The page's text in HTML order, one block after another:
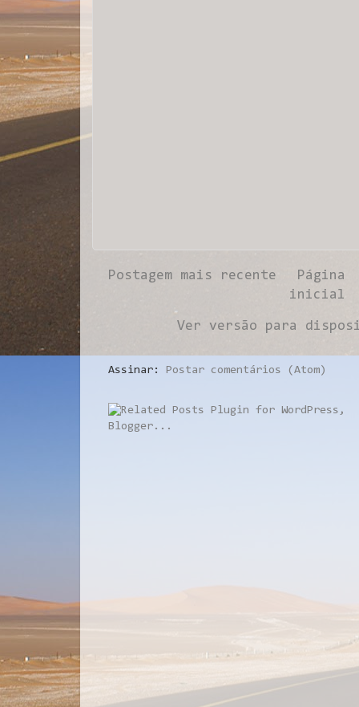
Postagem mais recente
Página
inicial
Ver versão para
Assinar: Postar comentários (Atom)